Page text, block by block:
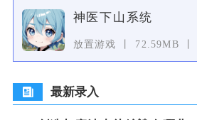
神医下山系统
放置游戏 72.59MB
最新录入